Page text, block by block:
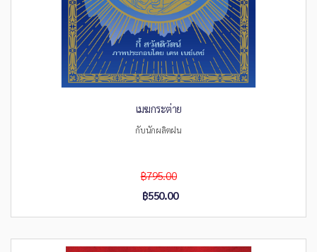
เมฆกระต่าย
กับนักผลิตฝน
฿795.00
฿550.00